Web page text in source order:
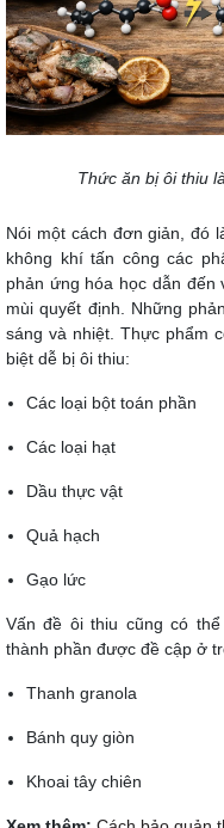
Thức ăn bị ôi thiu
Nói một cách đơn giản, đó
không khí tấn công các
phản ứng hóa học dẫn
mùi quyết định. Những
sáng và nhiệt. Thực phẩm
biệt dễ bị ôi thiu:
Các loại bột toán phần
Các loại hạt
Dầu thực vật
Quả hạch
Gạo lức
Vấn đề ôi thiu cũng có
thành phần được đề cập ở
Thanh granola
Bánh quy giòn
Khoai tây chiên